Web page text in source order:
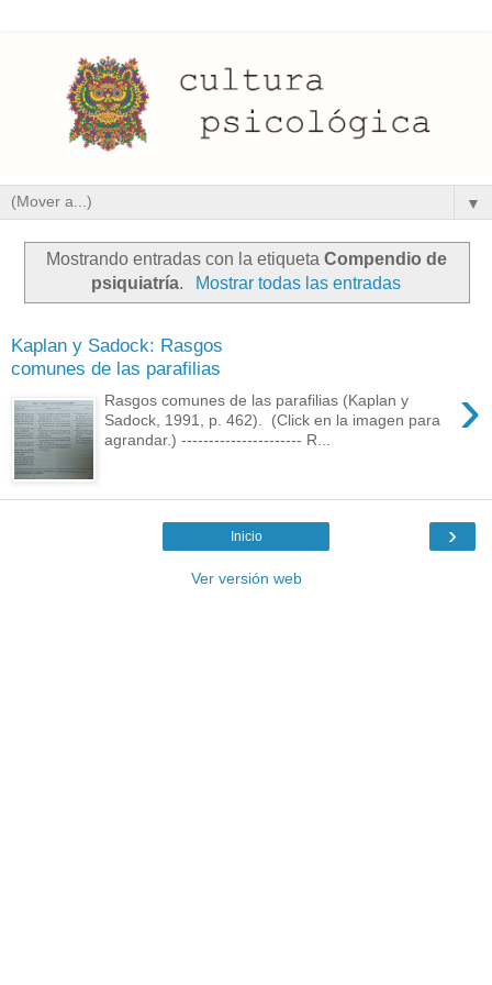
▼
Mostrando entradas con la etiqueta Compendio de
psiquiatría. Mostrar todas las entradas
Kaplan y Sadock: Rasgos
comunes de las parafilias
›
Rasgos comunes de las parafilias (Kaplan y
Sadock, 1991, p. 462). (Click en la imagen para
agrandar.) ---------------------- R...
›
Inicio
Ver versión web